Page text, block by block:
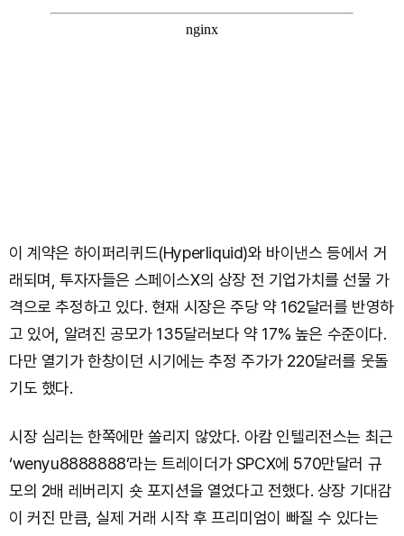
이 계약은 하이퍼리퀴드(Hyperliquid)와 바이낸스 등에서 거
래되며, 투자자들은 스페이스X의 상장 전 기업가치를 선물 가
격으로 추정하고 있다. 현재 시장은 주당 약 162달러를 반영하
고 있어, 알려진 공모가 135달러보다 약 17% 높은 수준이다.
다만 열기가 한창이던 시기에는 추정 주가가 220달러를 웃돌
기도 했다.
시장 심리는 한쪽에만 쏠리지 않았다. 아캄 인텔리전스는 최근
‘wenyu8888888’라는 트레이더가 SPCX에 570만달러 규
모의 2배 레버리지 숏 포지션을 열었다고 전했다. 상장 기대감
이 커진 만큼, 실제 거래 시작 후 프리미엄이 빠질 수 있다는